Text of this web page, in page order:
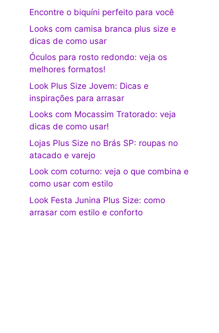
Encontre o biquíni perfeito para você
Looks com camisa branca plus size e
dicas de como usar
Óculos para rosto redondo: veja os
melhores formatos!
Look Plus Size Jovem: Dicas e
inspirações para arrasar
Looks com Mocassim Tratorado: veja
dicas de como usar!
Lojas Plus Size no Brás SP: roupas no
atacado e varejo
Look com coturno: veja o que combina e
como usar com estilo
Look Festa Junina Plus Size: como
arrasar com estilo e conforto